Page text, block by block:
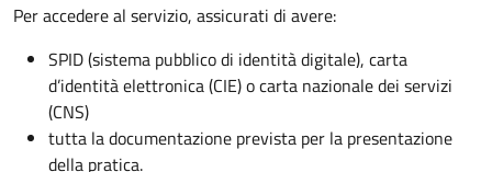
Per accedere al servizio, assicurati di avere:
SPID (sistema pubblico di identità digitale), carta
d’identità elettronica (CIE) o carta nazionale dei servizi
(CNS)
tutta la documentazione prevista per la presentazione
della pratica.